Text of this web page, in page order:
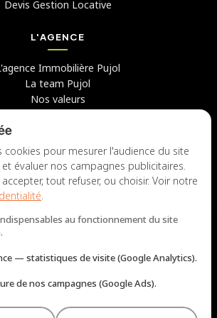
Devis Gestion Locative
L'AGENCE
Immobilière Pujol
La team Pujol
Nos valeurs
Avis clients
Candidater chez nous
NOUS CONTACTER
Lun – Jeu : 9h – 12h / 14h – 18h
cookies pour mesurer l'audience du site
et évaluer nos campagnes publicitaires.
tout refuser, ou choisir. Voir notre
.
au fonctionnement du site
— statistiques de visite (Google Analytics).
de nos campagnes (Google Ads).